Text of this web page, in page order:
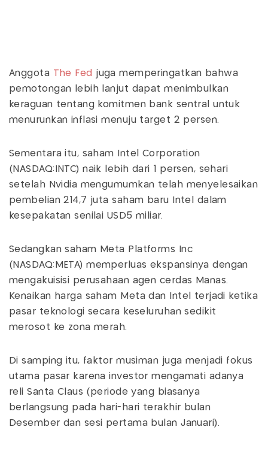
Anggota The Fed juga memperingatkan bahwa
pemotongan lebih lanjut dapat menimbulkan
keraguan tentang komitmen bank sentral untuk
menurunkan inflasi menuju target 2 persen.
Sementara itu, saham Intel Corporation
(NASDAQ:INTC) naik lebih dari 1 persen, sehari
setelah Nvidia mengumumkan telah menyelesaikan
pembelian 214,7 juta saham baru Intel dalam
kesepakatan senilai USD5 miliar.
Sedangkan saham Meta Platforms Inc
(NASDAQ:META) memperluas ekspansinya dengan
mengakuisisi perusahaan agen cerdas Manas.
Kenaikan harga saham Meta dan Intel terjadi ketika
pasar teknologi secara keseluruhan sedikit
merosot ke zona merah.
Di samping itu, faktor musiman juga menjadi fokus
utama pasar karena investor mengamati adanya
reli Santa Claus (periode yang biasanya
berlangsung pada hari-hari terakhir bulan
Desember dan sesi pertama bulan Januari).